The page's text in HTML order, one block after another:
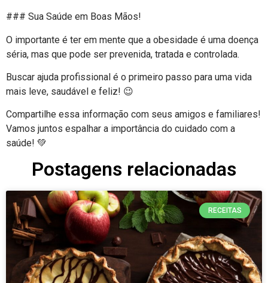
### Sua Saúde em Boas Mãos!
O importante é ter em mente que a obesidade é uma doença
séria, mas que pode ser prevenida, tratada e controlada.
Buscar ajuda profissional é o primeiro passo para uma vida
mais leve, saudável e feliz! 😉
Compartilhe essa informação com seus amigos e familiares!
Vamos juntos espalhar a importância do cuidado com a
saúde! 💚
Postagens relacionadas
RECEITAS